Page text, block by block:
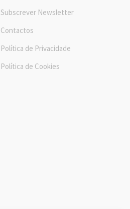
Subscrever Newsletter
Contactos
Política de Privacidade
Política de Cookies